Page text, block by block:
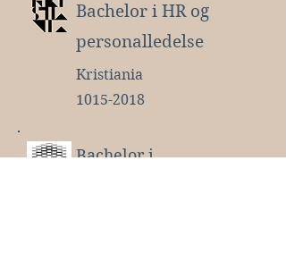
Bachelor i HR og
personalledelse
Kristiania
1015-2018
Bachelor i